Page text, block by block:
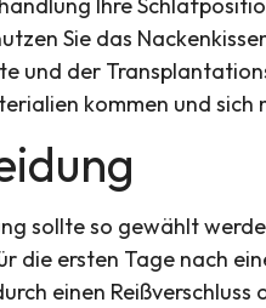
Sie das
und der
kommen und sich
sollte so gewählt
die ersten Tage nach
einen